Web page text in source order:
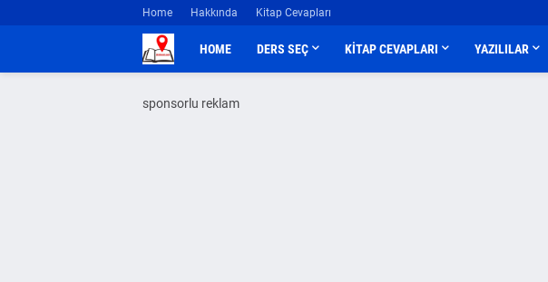
Home Hakkında Kitap Cevapları
HOME DERS SEÇ KİTAP CEVAPLARI YAZILILAR
sponsorlu reklam